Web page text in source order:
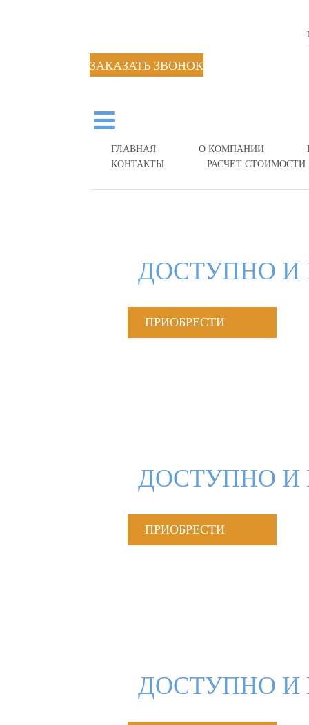
ЗАКАЗАТЬ ЗВОНОК
ГЛАВНАЯ О КОМПАНИИ
КОНТАКТЫ
РАСЧЕТ СТОИМОСТИ
ДОСТУПНО И
ПРИОБРЕСТИ
ДОСТУПНО И
ПРИОБРЕСТИ
ДОСТУПНО И